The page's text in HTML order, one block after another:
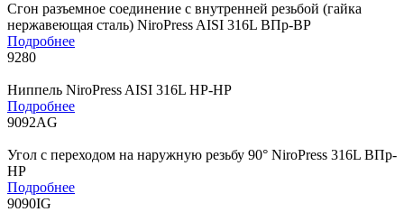
Сгон разъемное соединение с внутренней резьбой (гайка
нержавеющая сталь) NiroPress AISI 316L ВПр-ВР
Подробнее
9280
Ниппель NiroPress AISI 316L НР-НР
Подробнее
9092AG
Угол с переходом на наружную резьбу 90° NiroPress 316L ВПр-
НР
Подробнее
9090IG